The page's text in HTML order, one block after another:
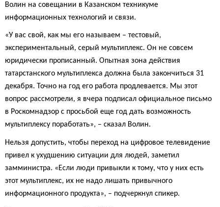
Волин на совещании в Казанском техникуме
информационных технологий и связи.
«У вас свой, как мы его называем – тестовый,
экспериментальный, серый мультиплекс. Он не совсем
юридически прописанный. Опытная зона действия
татарстанского мультиплекса должна была закончиться 31
декабря. Точно на год его работа продлевается. Мы этот
вопрос рассмотрели, я вчера подписал официальное письмо
в Роскомнадзор с просьбой еще год дать возможность
мультиплексу поработать», – сказал Волин.
Нельзя допустить, чтобы переход на цифровое телевидение
привел к ухудшению ситуации для людей, заметил
замминистра. «Если люди привыкли к тому, что у них есть
этот мультиплекс, их не надо лишать привычного
информационного продукта», – подчеркнул спикер.